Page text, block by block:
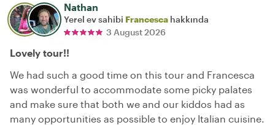
Nathan
Yerel ev sahibi Francesca hakkında
3 August 2026
Lovely tour!!
We had such a good time on this tour and Francesca
was wonderful to accommodate some picky palates
and make sure that both we and our kiddos had as
many opportunities as possible to enjoy Italian cuisine.